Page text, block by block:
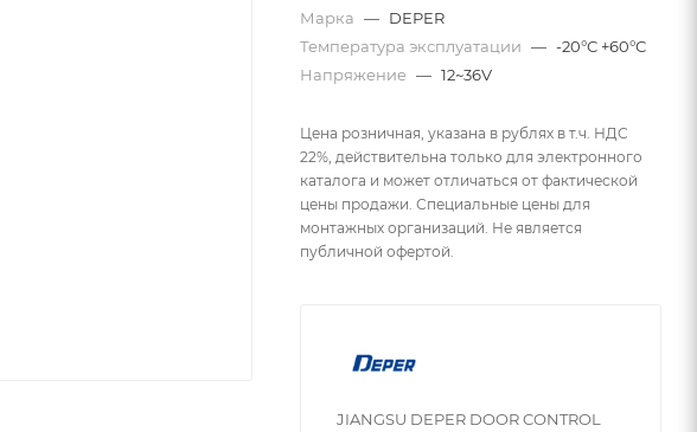
Марка — DEPER
Температура эксплуатации — -20°С +60°С
Напряжение — 12~36V
Цена розничная, указана в рублях в т.ч. НДС
22%, действительна только для электронного
каталога и может отличаться от фактической
цены продажи. Специальные цены для
монтажных организаций. Не является
публичной офертой.
JIANGSU DEPER DOOR CONTROL